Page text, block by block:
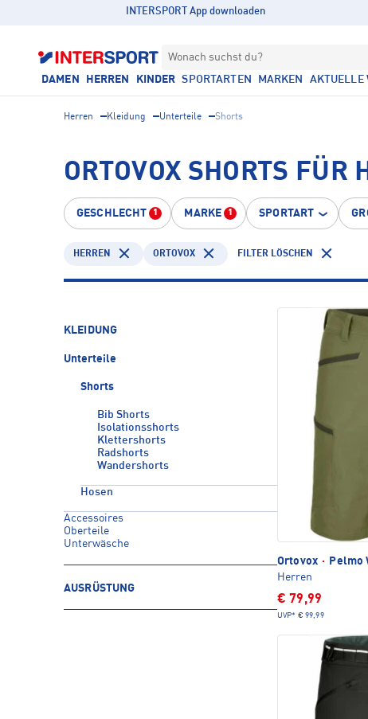
INTERSPORT App downloaden
Wonach suchst du?
DAMEN HERREN KINDER SPORTARTEN MARKEN AKTUELLE
Herren Kleidung Unterteile Shorts
ORTOVOX SHORTS FÜR
GESCHLECHT 1 MARKE 1 SPORTART
HERREN ORTOVOX FILTER LÖSCHEN
KLEIDUNG
Unterteile
Shorts
Bib Shorts
Isolationsshorts
Klettershorts
Radshorts
Wandershorts
Hosen
Accessoires
Oberteile
Unterwäsche
AUSRÜSTUNG
Ortovox ·
Pelmo
Herren
€ 79,99
UVP* € 99,99